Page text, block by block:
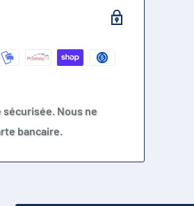
Nous ne
bancaire.